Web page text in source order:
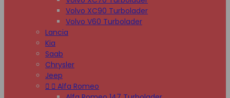
Volvo XC90 Turbolader
Volvo V60 Turbolader
Lancia
Kia
Saab
Chrysler
Jeep
  Alfa Romeo